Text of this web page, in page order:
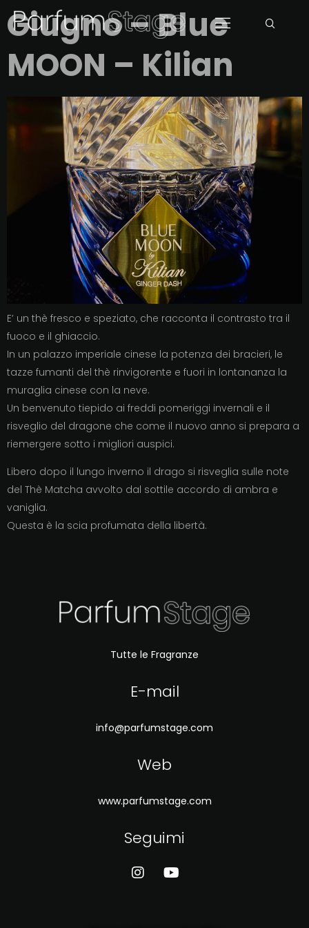
Giugno – Blue
MOON – Kilian
E’ un thè fresco e speziato, che racconta il contrasto tra il
fuoco e il ghiaccio.
In un palazzo imperiale cinese la potenza dei bracieri, le
tazze fumanti del thè rinvigorente e fuori in lontananza la
muraglia cinese con la neve.
Un benvenuto tiepido ai freddi pomeriggi invernali e il
risveglio del dragone che come il nuovo anno si prepara a
riemergere sotto i migliori auspici.
Libero dopo il lungo inverno il drago si risveglia sulle note
del Thè Matcha avvolto dal sottile accordo di ambra e
vaniglia.
Questa è la scia profumata della libertà.
Tutte le Fragranze
E-mail
info@parfumstage.com
Web
www.parfumstage.com
Seguimi